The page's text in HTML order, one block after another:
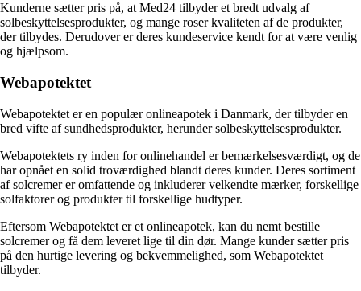
Kunderne sætter pris på, at Med24 tilbyder et bredt udvalg af
solbeskyttelsesprodukter, og mange roser kvaliteten af de produkter,
der tilbydes. Derudover er deres kundeservice kendt for at være venlig
og hjælpsom.
Webapotektet
Webapotektet er en populær onlineapotek i Danmark, der tilbyder en
bred vifte af sundhedsprodukter, herunder solbeskyttelsesprodukter.
Webapotektets ry inden for onlinehandel er bemærkelsesværdigt, og de
har opnået en solid troværdighed blandt deres kunder. Deres sortiment
af solcremer er omfattende og inkluderer velkendte mærker, forskellige
solfaktorer og produkter til forskellige hudtyper.
Eftersom Webapotektet er et onlineapotek, kan du nemt bestille
solcremer og få dem leveret lige til din dør. Mange kunder sætter pris
på den hurtige levering og bekvemmelighed, som Webapotektet
tilbyder.